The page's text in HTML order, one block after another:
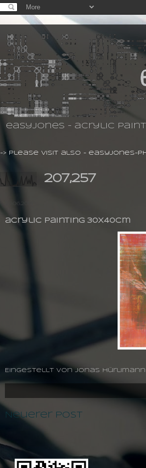
easyjones - acrylic
-> please visit also - easyjones-
207,257
29.06.2014
acrylic painting 30X40cm
Eingestellt von jonas hürlimann
Neuerer Post